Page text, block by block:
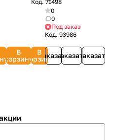
GREENWORKS
В
корзину
Код. 71498
В
корзину
Basic
Line
2.642-
794.0
0
0
Под заказ
Код.93986
Заказать
800
6.290-
175.0
ЗаказатьЗаказать